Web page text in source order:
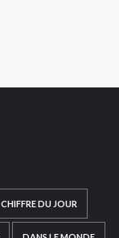
CHIFFRE DU JOUR